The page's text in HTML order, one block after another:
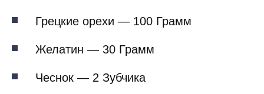
Грецкие орехи — 100 Грамм
Желатин — 30 Грамм
Чеснок — 2 Зубчика